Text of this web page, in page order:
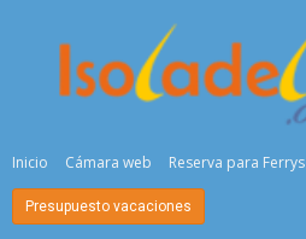
Inicio Cámara web Reserva para Ferrys
Presupuesto vacaciones